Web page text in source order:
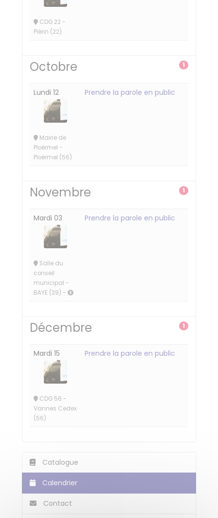
CDG 22 -
Plérin (22)
Octobre 1
Lundi 12
Mairie de
Ploërmel -
Ploërmel (56)
Prendre la parole en public
Novembre 1
Mardi 03
Salle du
conseil
municipal -
BAYE (29) -
Prendre la parole en public
Décembre 1
Mardi 15
CDG 56 -
Vannes Cedex
(56)
Prendre la parole en public
Catalogue
Calendrier
Contact